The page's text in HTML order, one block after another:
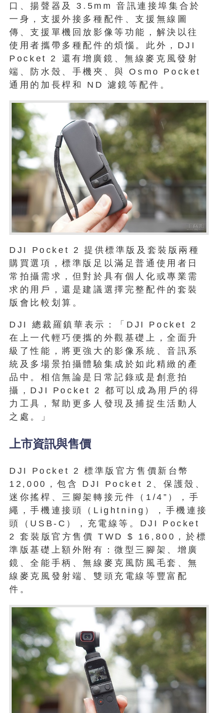
口、揚聲器及 3.5mm 音訊連接埠集合於
一身，支援外接多種配件、支援無線圖
傳、支援單機回放影像等功能，解決以往
使用者攜帶多種配件的煩惱。此外，DJI
Pocket 2 還有增廣鏡、無線麥克風發射
端、防水殼、手機夾、與 Osmo Pocket
通用的加長桿和 ND 濾鏡等配件。
DJI Pocket 2 提供標準版及套裝版兩種
購買選項，標準版足以滿足普通使用者日
常拍攝需求，但對於具有個人化或專業需
求的用戶，還是建議選擇完整配件的套裝
版會比較划算。
DJI 總裁羅鎮華表示：「DJI Pocket 2
在上一代輕巧便攜的外觀基礎上，全面升
級了性能，將更強大的影像系統、音訊系
統及多場景拍攝體驗集成於如此精緻的產
品中。相信無論是日常記錄或是創意拍
攝，DJI Pocket 2 都可以成為用戶的得
力工具，幫助更多人發現及捕捉生活動人
之處。」
上市資訊與售價
DJI Pocket 2 標準版官方售價新台幣
12,000，包含 DJI Pocket 2、保護殼、
迷你搖桿、三腳架轉接元件（1/4”），手
繩，手機連接頭（Lightning），手機連接
頭（USB-C），充電線等。DJI Pocket
2 套裝版官方售價 TWD $ 16,800，於標
準版基礎上額外附有：微型三腳架、增廣
鏡、全能手柄、無線麥克風防風毛套、無
線麥克風發射端、雙頭充電線等豐富配
件。